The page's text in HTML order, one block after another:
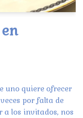
uno quiere ofrecer
por falta de
a los invitados, nos